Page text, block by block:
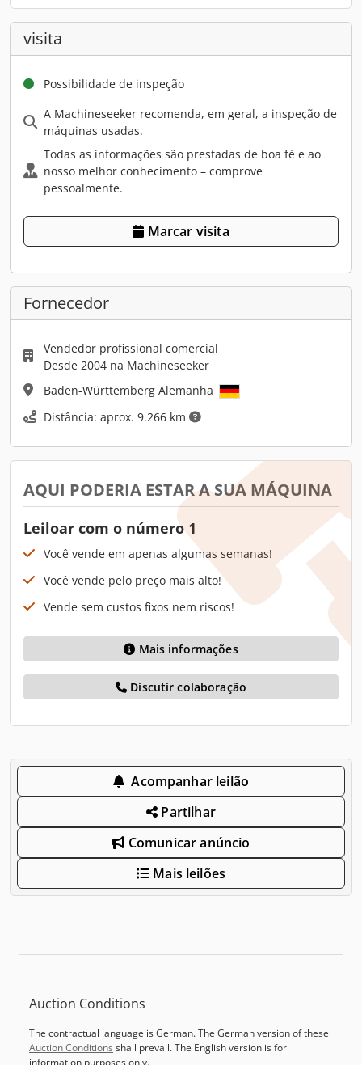
visita
Possibilidade de inspeção
A Machineseeker recomenda, em geral, a inspeção de
máquinas usadas.
Todas as informações são prestadas de boa fé e ao
nosso melhor conhecimento – comprove
pessoalmente.
Marcar visita
Fornecedor
Vendedor profissional comercial
Desde 2004 na Machineseeker
Baden-Württemberg Alemanha
Distância: aprox. 9.266 km
AQUI PODERIA ESTAR A SUA MÁQUINA
Leiloar com o número 1
Você vende em apenas algumas semanas!
Você vende pelo preço mais alto!
Vende sem custos fixos nem riscos!
Mais informações
Discutir colaboração
Acompanhar leilão
Partilhar
Comunicar anúncio
Mais leilões
Auction Conditions
The contractual language is German. The German version of these
Auction Conditions shall prevail. The English version is for
information purposes only.